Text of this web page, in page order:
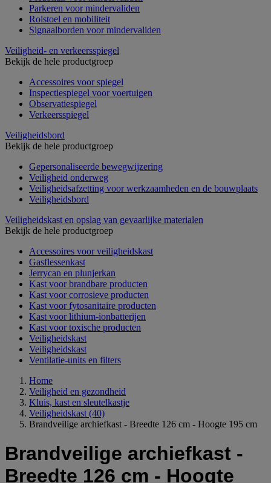
Parkeren voor mindervaliden
Rolstoel en mobiliteit
Signaalborden voor mindervaliden
Veiligheid- en verkeersspiegel
Bekijk de hele productgroep
Accessoires voor spiegel
Inspectiespiegel voor voertuigen
Observatiespiegel
Verkeersspiegel
Veiligheidsbord
Bekijk de hele productgroep
Gepersonaliseerde bewegwijzering
Veiligheid onderweg
Veiligheidsafzetting voor werkzaamheden en de bouwplaats
Veiligheidsbord
Veiligheidskast en opslag van gevaarlijke materialen
Bekijk de hele productgroep
Accessoires voor veiligheidskast
Gasflessenkast
Jerrycan en plunjerkan
Kast voor brandbare producten
Kast voor corrosieve producten
Kast voor fytosanitaire producten
Kast voor lithium-ionbatterijen
Kast voor toxische producten
Veiligheidskast
Veiligheidskast
Ventilatie-units en filters
Home
Veiligheid en gezondheid
Kluis, kast en sleutelkastje
Veiligheidskast (40)
Brandveilige archiefkast - Breedte 126 cm - Hoogte 195 cm
Brandveilige archiefkast -
Breedte 126 cm - Hoogte